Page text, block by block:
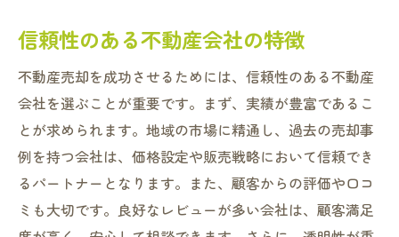
信頼性のある不動産会社の特徴
不動産売却を成功させるためには、信頼性のある不動産
会社を選ぶことが重要です。まず、実績が豊富であるこ
とが求められます。地域の市場に精通し、過去の売却事
例を持つ会社は、価格設定や販売戦略において信頼でき
るパートナーとなります。また、顧客からの評価や口コ
ミも大切です。良好なレビューが多い会社は、顧客満足